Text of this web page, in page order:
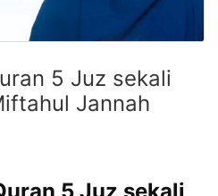
5 Juz sekali
Jannah